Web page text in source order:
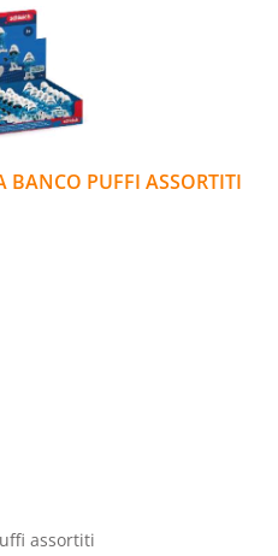
BANCO PUFFI ASSORTITI
assortiti